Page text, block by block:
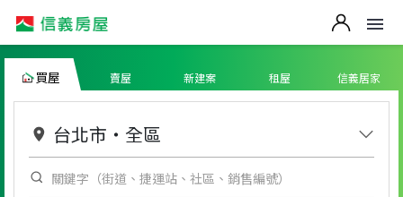
買屋 賣屋 新建案 租屋 信義居家
台北市 ・ 全區